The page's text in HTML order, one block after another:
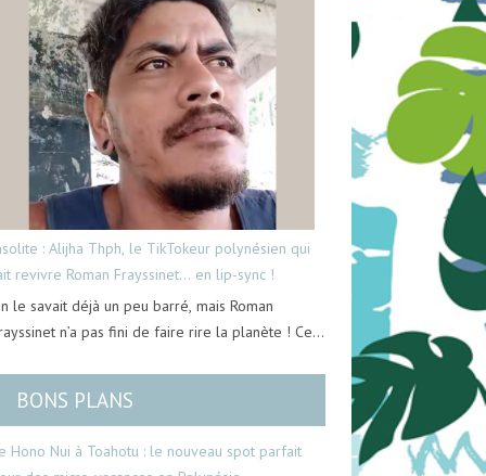
: Alijha Thph, le TikTokeur polynésien qui
revivre Roman Frayssinet… en lip-sync !
le savait déjà un peu barré, mais Roman
n’a pas fini de faire rire la planète ! Ce…
BONS PLANS
Hono Nui à Toahotu : le nouveau spot parfait